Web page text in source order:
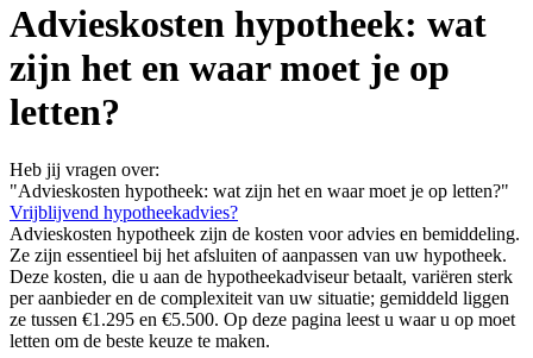
Advieskosten hypotheek: wat
zijn het en waar moet je op
letten?
Heb jij vragen over:
"Advieskosten hypotheek: wat zijn het en waar moet je op letten?"
Vrijblijvend hypotheekadvies?
Advieskosten hypotheek zijn de kosten voor advies en bemiddeling.
Ze zijn essentieel bij het afsluiten of aanpassen van uw hypotheek.
Deze kosten, die u aan de hypotheekadviseur betaalt, variëren sterk
per aanbieder en de complexiteit van uw situatie; gemiddeld liggen
ze tussen €1.295 en €5.500. Op deze pagina leest u waar u op moet
letten om de beste keuze te maken.